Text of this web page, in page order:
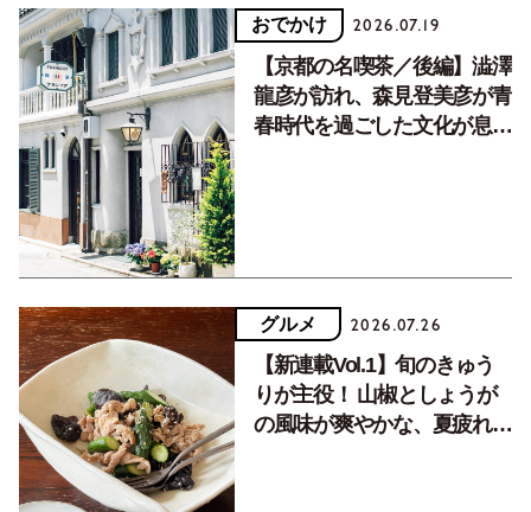
おでかけ 2026.07.19
【京都の名喫茶／後編】澁澤
龍彦が訪れ、森見登美彦が青
春時代を過ごした文化が息づ
グルメ 2026.07.26
【新連載Vol.1】旬のきゅう
りが主役！ 山椒としょうが
の風味が爽やかな、夏疲れを